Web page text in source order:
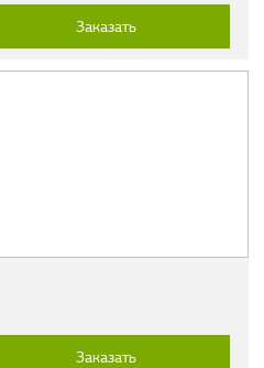
Заказать
Заказать